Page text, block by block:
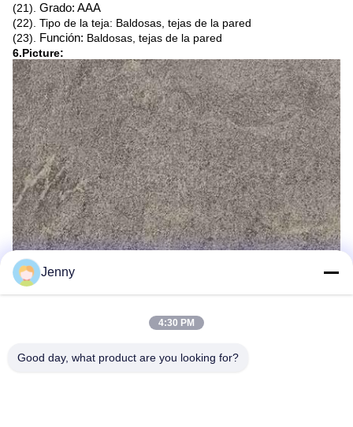
(21). Grado: AAA
(22). Tipo de la teja: Baldosas, tejas de la pared
(23).
Función: Baldosas, tejas de la pared
6.Picture:
Jenny
4:30 PM
Good day, what product are you looking for?